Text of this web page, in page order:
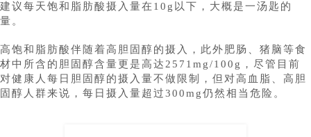
建议每天饱和脂肪酸摄入量在10g以下，大概是一汤匙的
量。
高饱和脂肪酸伴随着高胆固醇的摄入，此外肥肠、猪脑等食
材中所含的胆固醇含量更是高达2571mg/100g，尽管目前
对健康人每日胆固醇的摄入量不做限制，但对高血脂、高胆
固醇人群来说，每日摄入量超过300mg仍然相当危险。